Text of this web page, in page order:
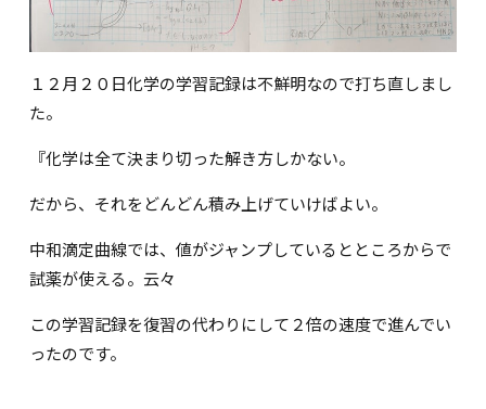
１２月２０日化学の学習記録は不鮮明なので打ち直しまし
た。
『化学は全て決まり切った解き方しかない。
だから、それをどんどん積み上げていけばよい。
中和滴定曲線では、値がジャンプしているとところからで
試薬が使える。云々
この学習記録を復習の代わりにして２倍の速度で進んでい
ったのです。